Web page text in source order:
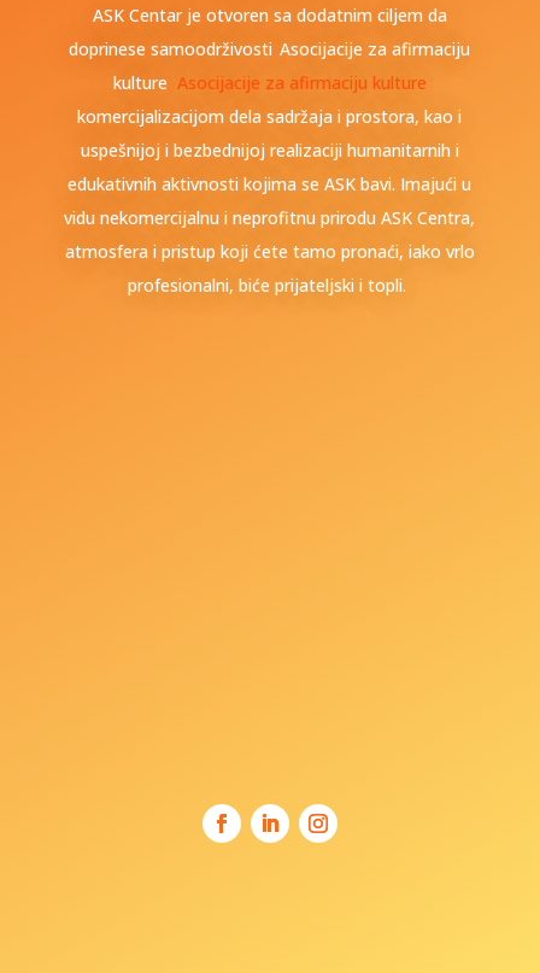
ASK Centar je otvoren sa dodatnim ciljem da
doprinese samoodrživosti Asocijacije za afirmaciju
kulture Asocijacije za afirmaciju kulture
komercijalizacijom dela sadržaja i prostora, kao i
uspešnijoj i bezbednijoj realizaciji humanitarnih i
edukativnih aktivnosti kojima se ASK bavi. Imajući u
vidu nekomercijalnu i neprofitnu prirodu ASK Centra,
atmosfera i pristup koji ćete tamo pronaći, iako vrlo
profesionalni, biće prijateljski i topli.